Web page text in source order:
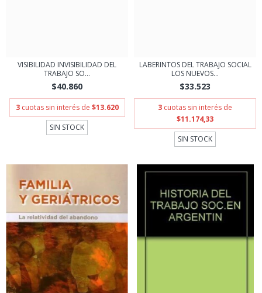
VISIBILIDAD INVISIBILIDAD DEL
TRABAJO SO...
$40.860
3 cuotas sin interés de $13.620
SIN STOCK
LABERINTOS DEL TRABAJO SOCIAL
LOS NUEVOS...
$33.523
3 cuotas sin interés de
$11.174,33
SIN STOCK